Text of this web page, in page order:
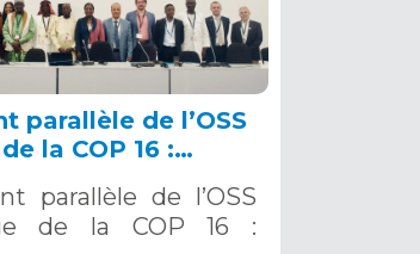
parallèle de l’OSS
la COP 16 :
Systèmes d’Alerte
12
parallèle de l’OSS
de la COP 16 :